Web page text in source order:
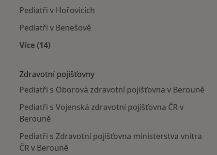
Pediatři v Hořovicích
Pediatři v Benešově
Více (14)
Zdravotní pojišťovny
Pediatři s Oborová zdravotní pojišťovna v Berouně
Pediatři s Vojenská zdravotní pojišťovna ČR v
Berouně
Pediatři s Zdravotní pojišťovna ministerstva vnitra
ČR v Berouně